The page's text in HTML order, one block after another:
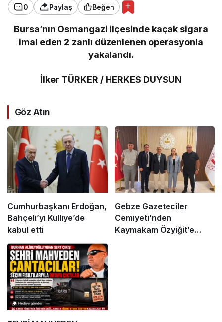
0 Paylaş Beğen
Bursa’nın Osmangazi ilçesinde kaçak sigara
imal eden 2 zanlı düzenlenen operasyonla
yakalandı.
İlker TÜRKER / HERKES DUYSUN
Göz Atın
Cumhurbaşkanı Erdoğan,
Bahçeli’yi Külliye’de
kabul etti
Gebze Gazeteciler
Cemiyeti’nden
Kaymakam Özyiğit’e